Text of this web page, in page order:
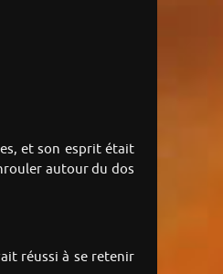
et son esprit était
autour du dos
réussi à se retenir